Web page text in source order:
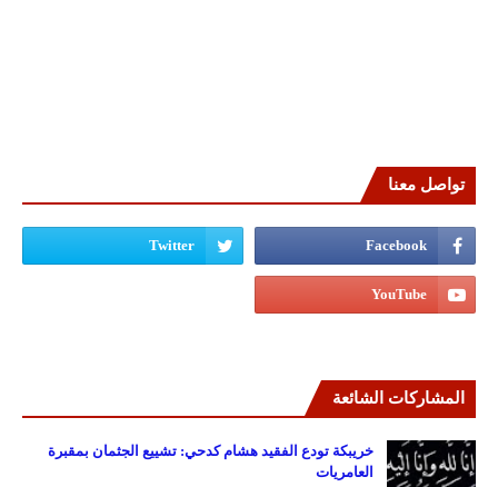
تواصل معنا
المشاركات الشائعة
خريبكة تودع الفقيد هشام كدحي: تشييع الجثمان بمقبرة
العامريات